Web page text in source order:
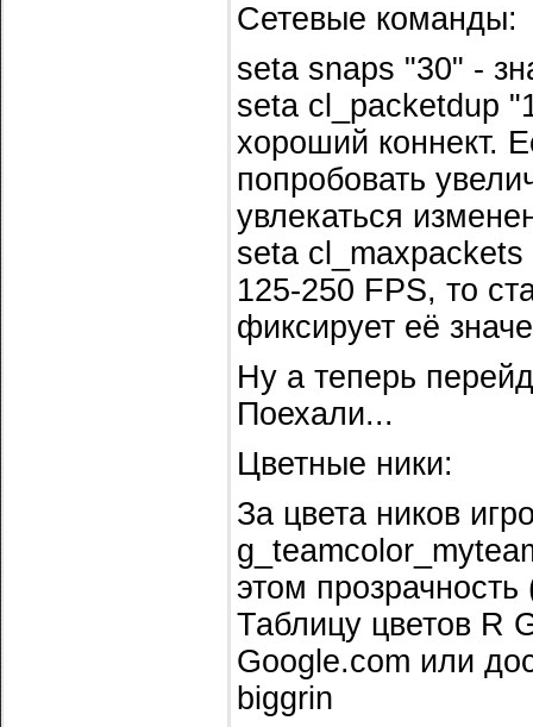
Сетевые команды:
seta snaps "30" -
seta cl_packetdup
хороший коннект.
попробовать
увлекаться
seta cl_maxpackets
125-250 FPS, то
фиксирует её
Ну а теперь
Поехали...
Цветные ники:
За цвета ников
этом
Таблицу цветов R
Google.com или
biggrin